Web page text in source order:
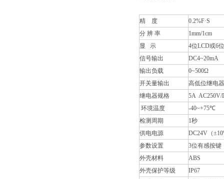
精 度
0.2%F·S
分 辨 率
1mm/1cm
显 示
4位LCD或6
信号输出
DC4~20mA
输出负载
0~500Ω
开关量输出
高低位继电
继电器规格
5A AC250V/
环境温度
-40~+75℃
检测周期
1秒
供电电源
DC24V（
参数设置
3位有感按键
外壳材料
ABS
外壳保护等级
IP67